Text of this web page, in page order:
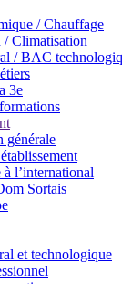
/ Chauffage
/ Climatisation
/ BAC
3e
générale
à l’international
Sortais
et technologique